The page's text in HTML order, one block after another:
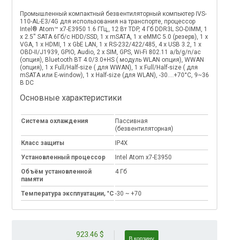
Промышленный компактный безвентиляторный компьютер IVS-
110-AL-E3/4G для использования на транспорте, процессор
Intel® Atom™ x7-E3950 1.6 ГГц,, 12 Вт TDP, 4 Гб DDR3L SO-DIMM, 1
x 2.5'' SATA 6Гб/с HDD/SSD, 1 x mSATA, 1 x eMMC 5.0 (резерв), 1 x
VGA, 1 x HDMI, 1 х GbE LAN, 1 x RS-232/422/485, 4 х USB 3.2, 1 x
OBD-II/J1939, GPIO, Audio, 2 х SIM, GPS, Wi-Fi 802.11 a/b/g/n/ac
(опция), Bluetooth BT 4.0/3.0+HS ( модуль WLAN опция), WWAN
(опция), 1 x Full/Half-size ( для WWAN), 1 x Full/Half-size ( для
mSATA или E-window), 1 x Half-size (для WLAN), -30....+70°C, 9~36
В DC
Основные характеристики
Система охлаждения
Пассивная
(безвентиляторная)
Класс защиты
IP4X
Установленный процессор
Intel Atom x7-E3950
Объём установленной
памяти
4 Гб
Температура эксплуатации, °C -30 ~ +70
923.46 $
В корзину